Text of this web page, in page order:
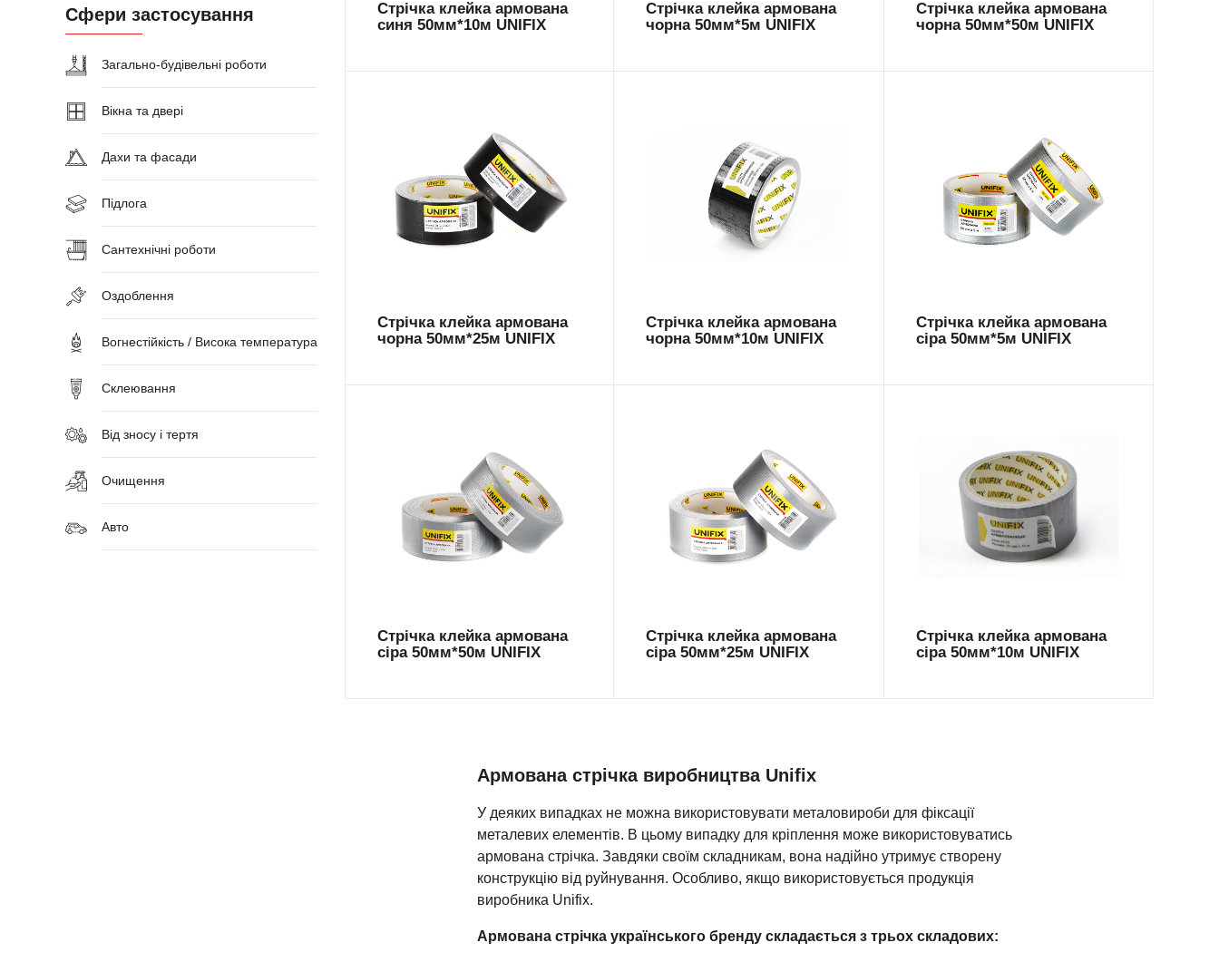
Сфери застосування
Загально-будівельні роботи
Вікна та двері
Дахи та фасади
Підлога
Сантехнічні роботи
Оздоблення
Вогнестійкість / Висока температура
Склеювання
Від зносу і тертя
Очищення
Авто
Стрічка клейка армована
синя 50мм*10м UNIFIX
Стрічка клейка армована
чорна 50мм*5м UNIFIX
Стрічка клейка армована
чорна 50мм*50м UNIFIX
Стрічка клейка армована
чорна 50мм*25м UNIFIX
ARM-5025B
Стрічка клейка армована
чорна 50мм*10м UNIFIX
ARM-5010B
Стрічка клейка армована
сіра 50мм*5м UNIFIX
ARM-5005
Стрічка клейка армована
сіра 50мм*50м UNIFIX
ARM-5050
Стрічка клейка армована
сіра 50мм*25м UNIFIX
ARM-5025
Стрічка клейка армована
сіра 50мм*10м UNIFIX
ARM-5010
Армована стрічка виробництва Unifix
У деяких випадках не можна використовувати металовироби для фіксації
металевих елементів. В цьому випадку для кріплення може використовуватись
армована стрічка. Завдяки своїм складникам, вона надійно утримує створену
конструкцію від руйнування. Особливо, якщо використовується продукція
виробника Unifix.
Армована стрічка українського бренду складається з трьох складових: